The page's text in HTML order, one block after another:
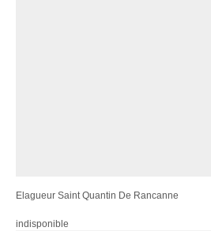
Elagueur Saint Quantin De Rancanne
indisponible